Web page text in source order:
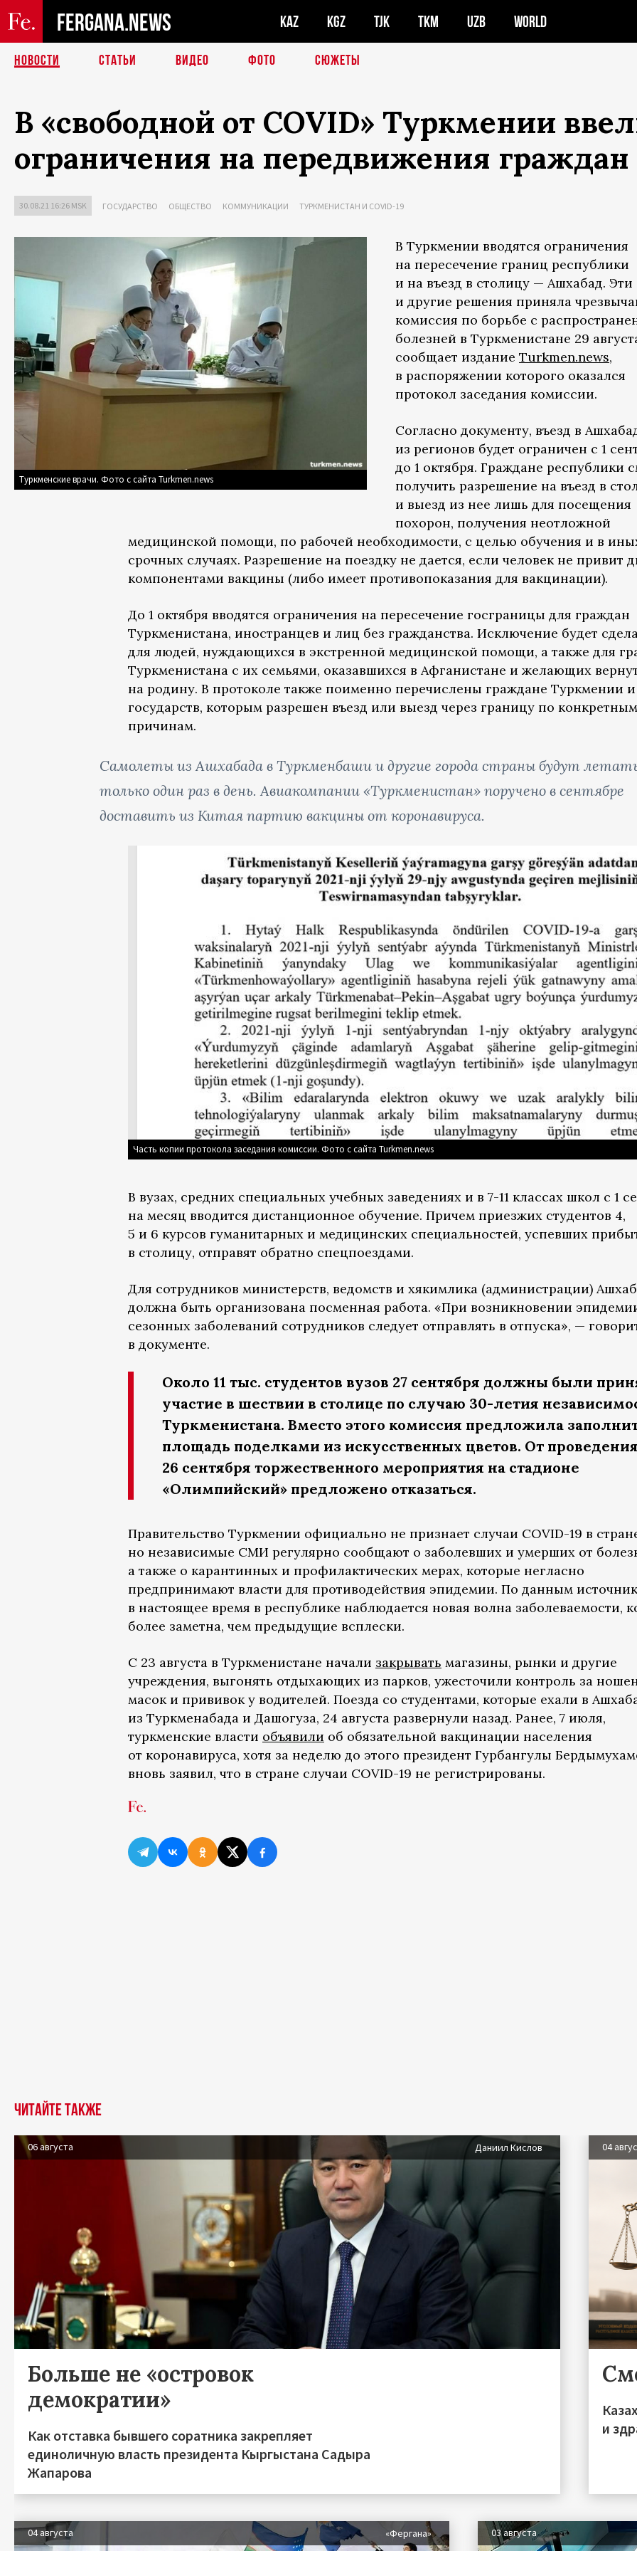
FERGANA.NEWS KAZ KGZ TJK TKM UZB WORLD
НОВОСТИ СТАТЬИ ВИДЕО ФОТО СЮЖЕТЫ
В «свободной от COVID» Туркмении
ограничения на передвижения граждан
30.08.21 16:26 MSK ГОСУДАРСТВО ОБЩЕСТВО КОММУНИКАЦИИ ТУРКМЕНИСТАН И COVID-19
Туркменские врачи. Фото с сайта Turkmen.news
В Туркмении вводятся ограничения
на пересечение границ республики
и на въезд в столицу — Ашхабад. Эти
и другие решения приняла
комиссия по борьбе с
болезней в Туркменистане 29
сообщает издание Turkmen.news,
в распоряжении которого оказался
протокол заседания комиссии.
Согласно документу, въезд в
из регионов будет ограничен с 1
до 1 октября. Граждане республики
получить разрешение на въезд в
и выезд из нее лишь для посещения
похорон, получения неотложной
медицинской помощи, по рабочей необходимости, с целью обучения и в
срочных случаях. Разрешение на поездку не дается, если человек не привит
компонентами вакцины (либо имеет противопоказания для вакцинации).
До 1 октября вводятся ограничения на пересечение госграницы для граждан
Туркменистана, иностранцев и лиц без гражданства. Исключение будет
для людей, нуждающихся в экстренной медицинской помощи, а также для
Туркменистана с их семьями, оказавшихся в Афганистане и желающих
на родину. В протоколе также поименно перечислены граждане Туркмении
государств, которым разрешен въезд или выезд через границу по конкретным
причинам.
Самолеты из Ашхабада в Туркменбаши и другие города страны будут
только один раз в день. Авиакомпании «Туркменистан» поручено в сентябре
доставить из Китая партию вакцины от коронавируса.
Часть копии протокола заседания комиссии. Фото с сайта Turkmen.news
В вузах, средних специальных учебных заведениях и в 7-11 классах школ с 1
на месяц вводится дистанционное обучение. Причем приезжих студентов 4,
5 и 6 курсов гуманитарных и медицинских специальностей, успевших
в столицу, отправят обратно спецпоездами.
Для сотрудников министерств, ведомств и хякимлика (администрации)
должна быть организована посменная работа. «При возникновении
сезонных заболеваний сотрудников следует отправлять в отпуска», —
в документе.
Около 11 тыс. студентов вузов 27 сентября должны были
участие в шествии в столице по случаю 30-летия
Туркменистана. Вместо этого комиссия предложила
площадь поделками из искусственных цветов. От проведения
26 сентября торжественного мероприятия на стадионе
«Олимпийский» предложено отказаться.
Правительство Туркмении официально не признает случаи COVID-19 в
но независимые СМИ регулярно сообщают о заболевших и умерших от
а также о карантинных и профилактических мерах, которые негласно
предпринимают власти для противодействия эпидемии. По данным
в настоящее время в республике наблюдается новая волна заболеваемости,
более заметна, чем предыдущие всплески.
С 23 августа в Туркменистане начали закрывать магазины, рынки и другие
учреждения, выгонять отдыхающих из парков, ужесточили контроль за
масок и прививок у водителей. Поезда со студентами, которые ехали в
из Туркменабада и Дашогуза, 24 августа развернули назад. Ранее, 7 июля,
туркменские власти объявили об обязательной вакцинации населения
от коронавируса, хотя за неделю до этого президент Гурбангулы
вновь заявил, что в стране случаи COVID-19 не регистрированы.
Читайте также
06 августа Даниил Кислов
Больше не «островок
демократии»
Как отставка бывшего соратника закрепляет
единоличную власть президента Кыргыстана Садыра
Жапарова
04
и
04 августа «Фергана» 03 августа